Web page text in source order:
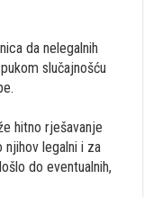
da nelegalnih
slučajnošću
hitno rješavanje
legalni i za
do eventualnih,